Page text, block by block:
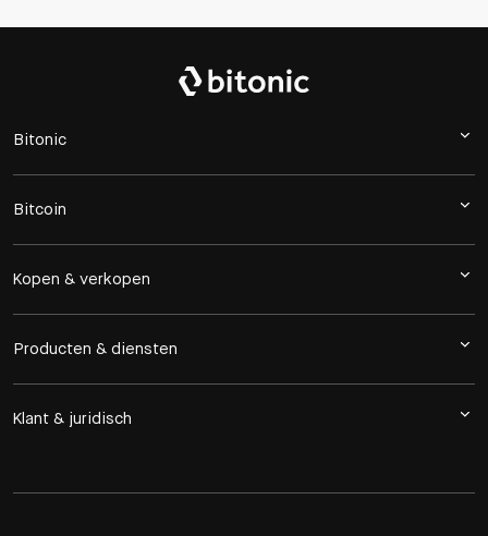
Bitonic
Bitcoin
Kopen & verkopen
Producten & diensten
Klant & juridisch